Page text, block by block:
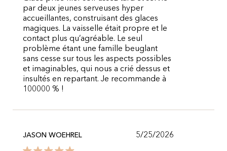
par deux jeunes serveuses hyper
accueillantes, construisant des glaces
magiques. La vaisselle était propre et le
contact plus qu’agréable. Le seul
problème étant une famille beuglant
sans cesse sur tous les aspects possibles
et imaginables, qui nous a crié dessus et
insultés en repartant. Je recommande à
100000 % !
JASON WOEHREL 5/25/2026